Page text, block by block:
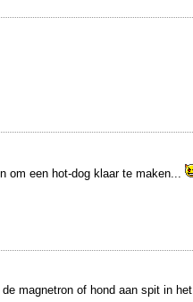
om een hot-dog klaar te maken...
magnetron of hond aan spit in het